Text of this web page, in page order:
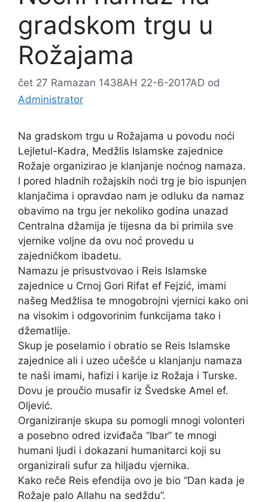
gradskom trgu u
Rožajama
čet 27 Ramazan 1438AH 22-6-2017AD od
Administrator
Na gradskom trgu u Rožajama u povodu noći
Lejletul-Kadra, Medžlis Islamske zajednice
Rožaje organizirao je klanjanje noćnog namaza.
I pored hladnih rožajskih noći trg je bio ispunjen
klanjačima i opravdao nam je odluku da namaz
obavimo na trgu jer nekoliko godina unazad
Centralna džamija je tijesna da bi primila sve
vjernike voljne da ovu noć provedu u
zajedničkom ibadetu.
Namazu je prisustvovao i Reis Islamske
zajednice u Crnoj Gori Rifat ef Fejzić, imami
našeg Medžlisa te mnogobrojni vjernici kako oni
na visokim i odgovorinim funkcijama tako i
džematlije.
Skup je poselamio i obratio se Reis Islamske
zajednice ali i uzeo učešće u klanjanju namaza
te naši imami, hafizi i karije iz Rožaja i Turske.
Dovu je proučio musafir iz Švedske Amel ef.
Oljević.
Organiziranje skupa su pomogli mnogi volonteri
a posebno odred izviđača “Ibar” te mnogi
humani ljudi i dokazani humanitarci koji su
organizirali sufur za hiljadu vjernika.
Kako reče Reis efendija ovo je bio “Dan kada je
Rožaje palo Allahu na sedždu”.